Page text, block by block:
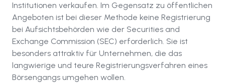
Institutionen verkaufen. Im Gegensatz zu öffentlichen
Angeboten ist bei dieser Methode keine Registrierung
bei Aufsichtsbehörden wie der Securities and
Exchange Commission (SEC) erforderlich. Sie ist
besonders attraktiv für Unternehmen, die das
langwierige und teure Registrierungsverfahren eines
Börsengangs umgehen wollen.